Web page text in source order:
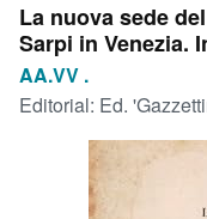
Consultar mis pedidos
Búsqueda avanzada
Colecciones
Libros antiguos
Arte y coleccionismo
La nuova sede
Sarpi in Venezia.
AA.VV .
Editorial: Ed.